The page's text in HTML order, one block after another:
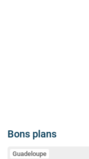
Bons plans
Guadeloupe